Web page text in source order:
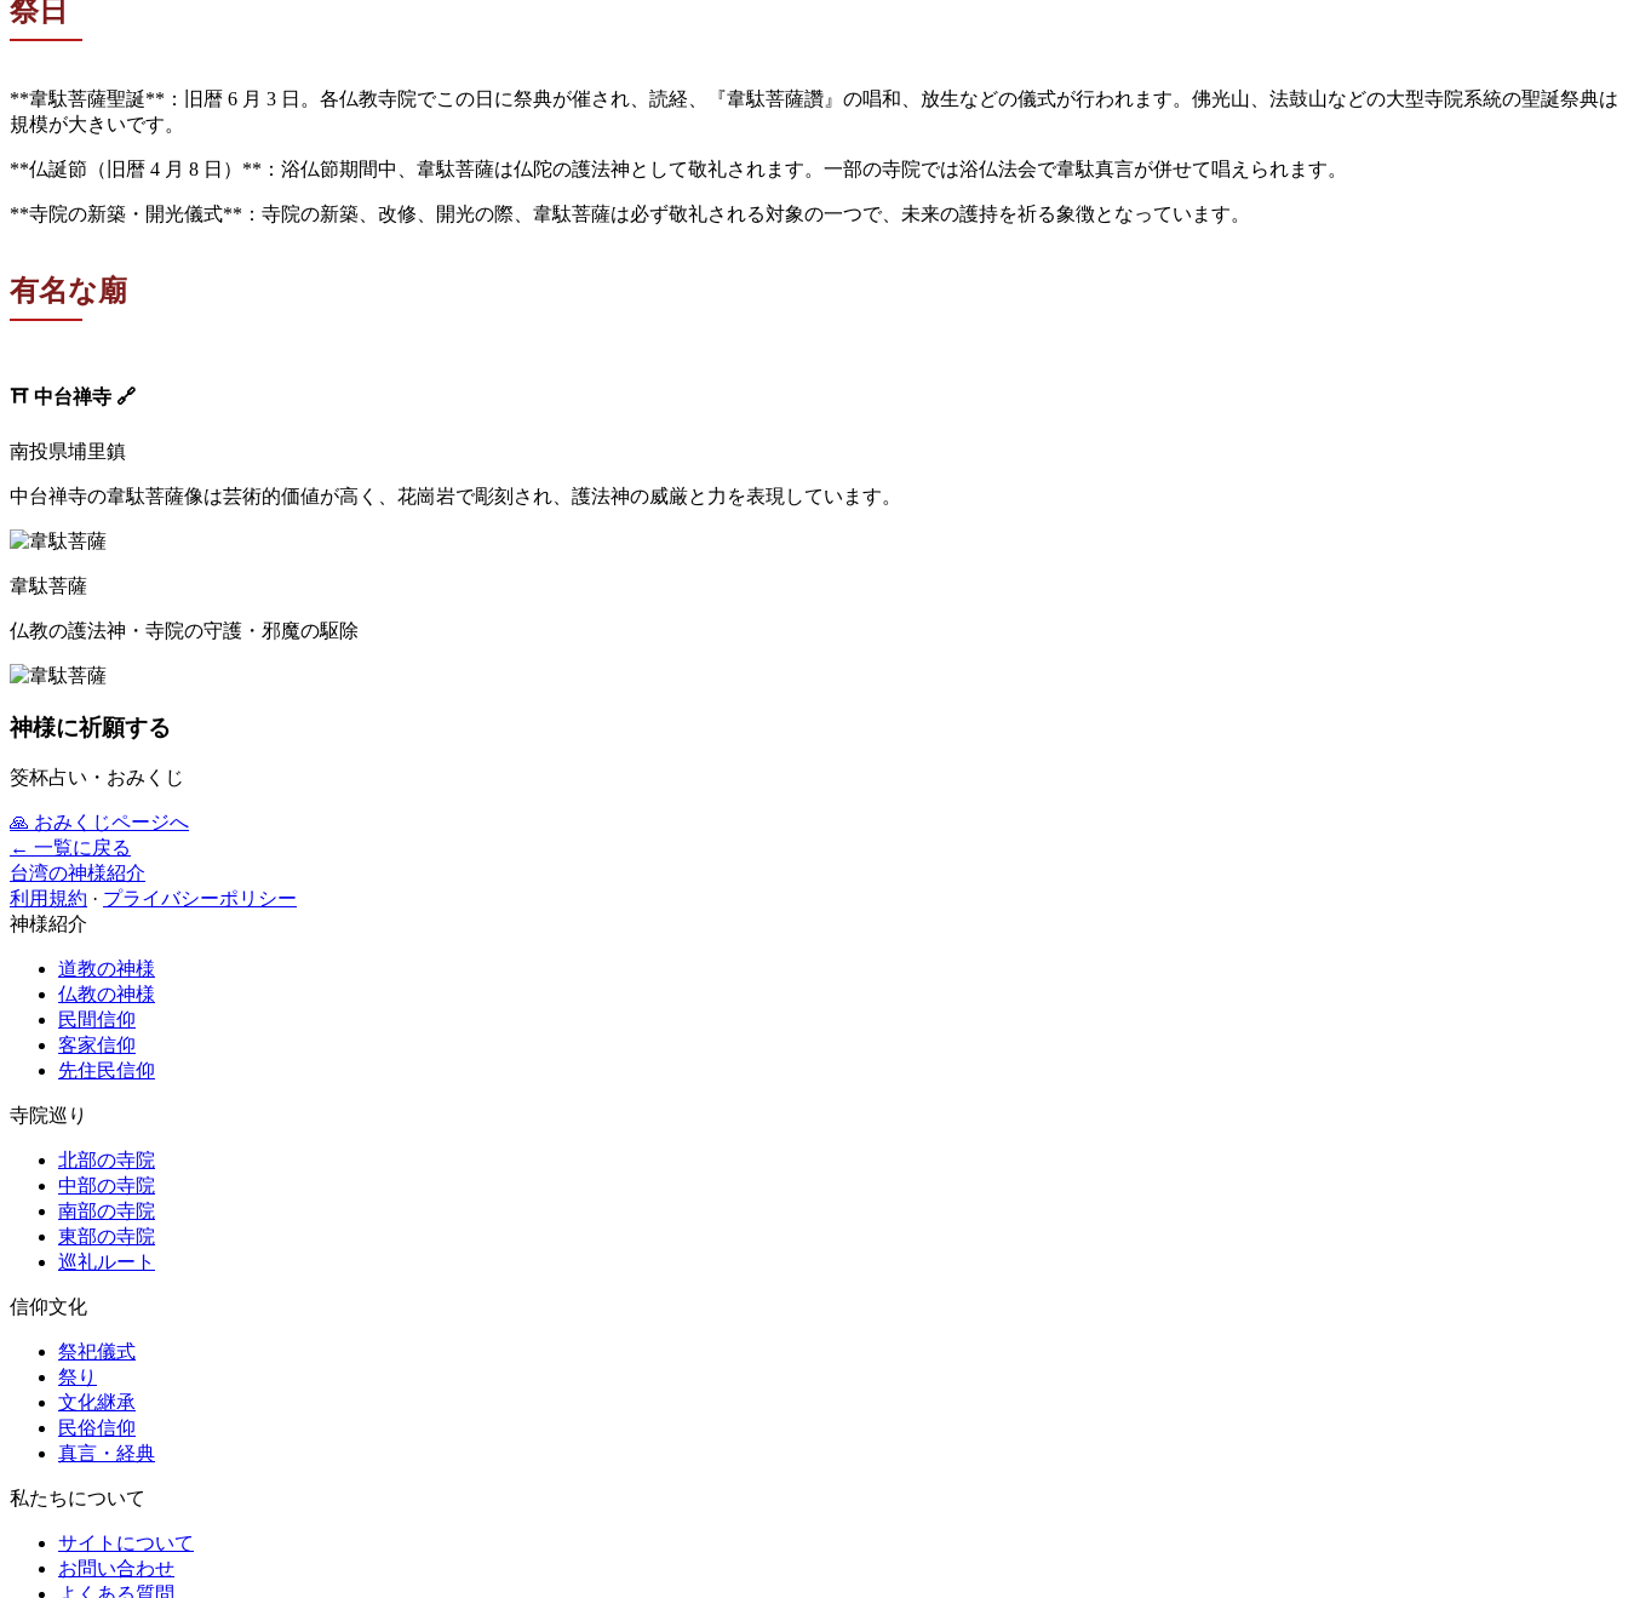
祭日
**韋駄菩薩聖誕**：旧暦 6 月 3 日。各仏教寺院でこの日に祭典が催され、読経、『韋駄菩薩讚』の唱和、放生などの儀式が行われます。佛光山、法鼓山などの大型寺院系統の聖誕祭典は
規模が大きいです。
**仏誕節（旧暦 4 月 8 日）**：浴仏節期間中、韋駄菩薩は仏陀の護法神として敬礼されます。一部の寺院では浴仏法会で韋駄真言が併せて唱えられます。
**寺院の新築・開光儀式**：寺院の新築、改修、開光の際、韋駄菩薩は必ず敬礼される対象の一つで、未来の護持を祈る象徴となっています。
有名な廟
⛩️ 中台禅寺 🔗
南投県埔里鎮
中台禅寺の韋駄菩薩像は芸術的価値が高く、花崗岩で彫刻され、護法神の威厳と力を表現しています。
韋駄菩薩
仏教の護法神・寺院の守護・邪魔の駆除
神様に祈願する
筊杯占い・おみくじ
🙏 おみくじページへ
← 一覧に戻る
台湾の神様紹介
利用規約 · プライバシーポリシー
神様紹介
道教の神様
仏教の神様
民間信仰
客家信仰
先住民信仰
寺院巡り
北部の寺院
中部の寺院
南部の寺院
東部の寺院
巡礼ルート
信仰文化
祭祀儀式
祭り
文化継承
民俗信仰
真言・経典
私たちについて
サイトについて
お問い合わせ